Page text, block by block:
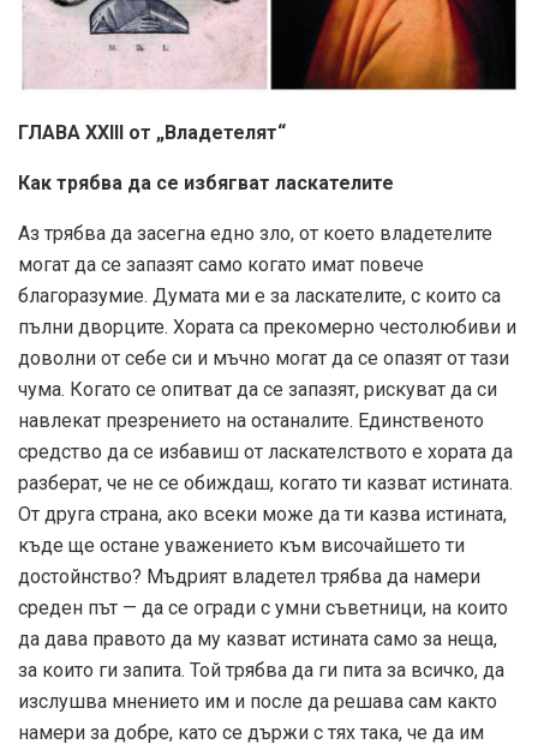
ГЛАВА XXIII от „Владетелят“
Как трябва да се избягват ласкателите
Аз трябва да засегна едно зло, от което владетелите
могат да се запазят само когато имат повече
благоразумие. Думата ми е за ласкателите, с които са
пълни дворците. Хората са прекомерно честолюбиви и
доволни от себе си и мъчно могат да се опазят от тази
чума. Когато се опитват да се запазят, рискуват да си
навлекат презрението на останалите. Единственото
средство да се избавиш от ласкателството е хората да
разберат, че не се обиждаш, когато ти казват истината.
От друга страна, ако всеки може да ти казва истината,
къде ще остане уважението към височайшето ти
достойнство? Мъдрият владетел трябва да намери
среден път — да се огради с умни съветници, на които
да дава правото да му казват истината само за неща,
за които ги запита. Той трябва да ги пита за всичко, да
изслушва мнението им и после да решава сам както
намери за добре, като се държи с тях така, че да им